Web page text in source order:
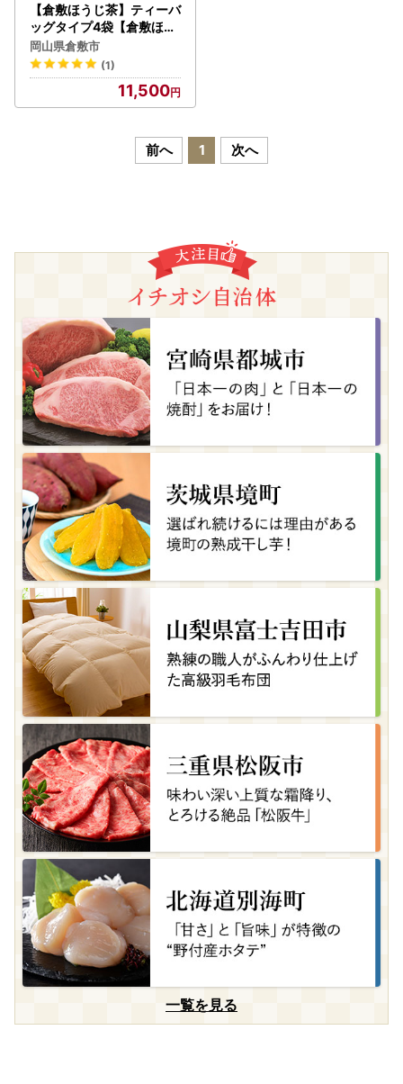
【倉敷ほうじ茶】ティーバ
ッグタイプ4袋【倉敷ほう
じ茶 お茶 茶 ほうじ茶 ティ
ー ティーバッグ 岡山県 倉
敷市 おすすめ 人気】
岡山県倉敷市
(1)
11,500
前へ 1 次へ
一覧を見る